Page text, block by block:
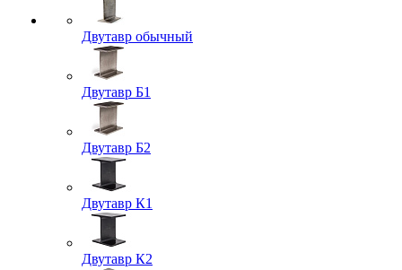
Двутавр обычный
Двутавр Б1
Двутавр Б2
Двутавр К1
Двутавр К2